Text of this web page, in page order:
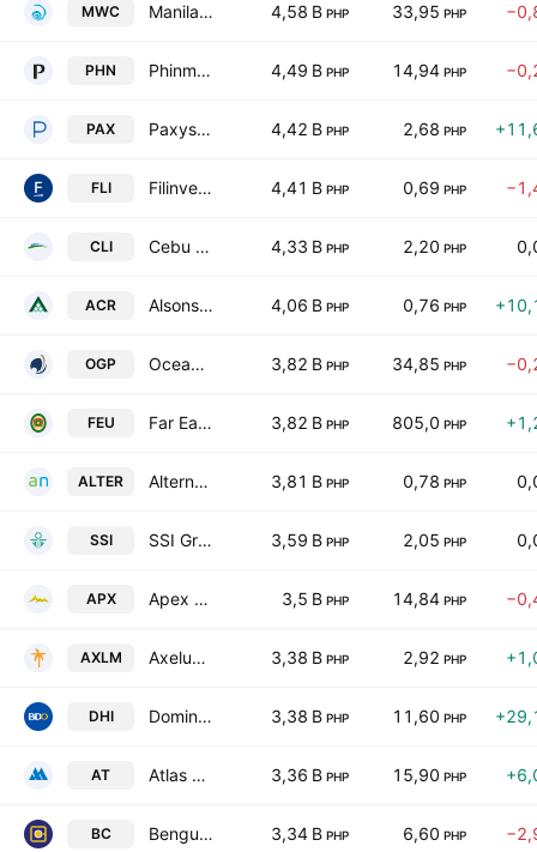
MWC Manila Water Co. Inc. 4,58 B PHP 33,95 PHP
PHN Phinma Corporation 4,49 B PHP 14,94 PHP
PAX Paxys Inc. 4,42 B PHP 2,68 PHP
FLI Filinvest Land Incorporated 4,41 B PHP 0,69 PHP
CLI Cebu Landmasters, Inc. 4,33 B PHP 2,20 PHP
ACR Alsons Consolidated Resources Inc. 4,06 B PHP 0,76 PHP
OGP OceanaGold Philippines, Inc. 3,82 B PHP 34,85 PHP
FEU Far Eastern University, Incorporated 3,82 B PHP 805,0 PHP
ALTER Alternergy Holdings Corporation 3,81 B PHP 0,78 PHP
SSI SSI Group, Inc. 3,59 B PHP 2,05 PHP
APX Apex Mining Co. Inc. 3,5 B PHP 14,84 PHP
AXLM Axelum Resources Corp. 3,38 B PHP 2,92 PHP
DHI Dominion Holdings, Inc. 3,38 B PHP 11,60 PHP
AT Atlas Consolidated Mining & Development Corp. 3,36 B PHP 15,90 PHP
BC Benguet Corp. Class A 3,34 B PHP 6,60 PHP